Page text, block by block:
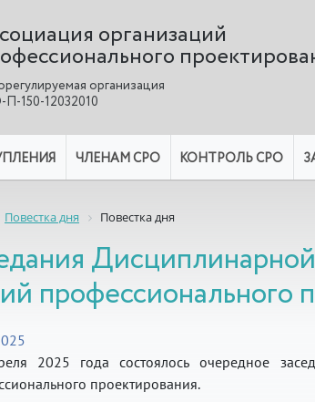
организаций
организация
150-12032010
ЧЛЕНАМ СРО КОНТРОЛЬ СРО
Повестка дня Повестка дня
профессионального
2025 года состоялось очередное
проектирования.